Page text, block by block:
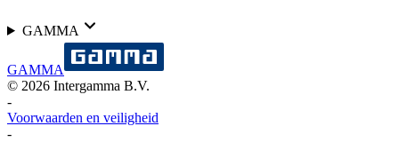
GAMMA
GAMMA
© 2026 Intergamma B.V.
-
Voorwaarden en veiligheid
-